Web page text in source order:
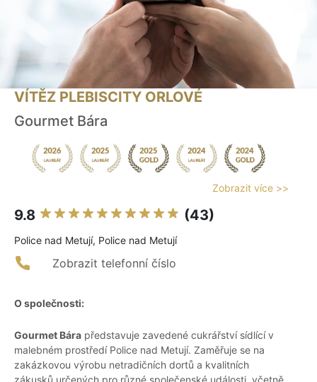
VÍTĚZ PLEBISCITY ORLOVÉ
Gourmet Bára
Zobrazit více >>
9.8 (43)
Police nad Metují, Police nad Metují
Zobrazit telefonní číslo
O společnosti:
Gourmet Bára představuje zavedené cukrářství sídlící v
malebném prostředí Police nad Metují. Zaměřuje se na
zakázkovou výrobu netradičních dortů a kvalitních
zákusků určených pro různé společenské události, včetně